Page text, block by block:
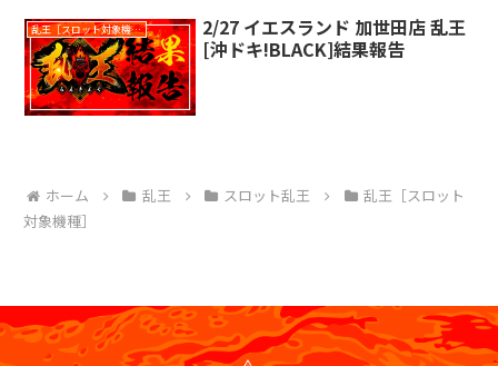
乱王［スロット対象機種］
2/27 イエスランド 加世田店 乱王
[沖ドキ!BLACK]結果報告
ホーム 乱王 スロット乱王
乱王［スロット
対象機種］